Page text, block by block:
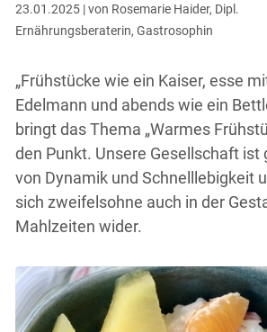
23.01.2025 | von Rosemarie Haider, Dipl.
Ernährungsberaterin, Gastrosophin
„Frühstücke wie ein Kaiser, esse
Edelmann und abends wie ein
bringt das Thema „Warmes
den Punkt. Unsere Gesellschaft ist
von Dynamik und Schnelllebigkeit
sich zweifelsohne auch in der
Mahlzeiten wider.